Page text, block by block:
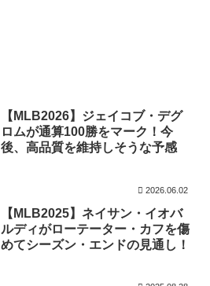
【MLB2026】ジェイコブ・デグ
ロムが通算100勝をマーク！今
後、高品質を維持しそうな予感
2026.06.02
【MLB2025】ネイサン・イオバ
ルディがローテーター・カフを傷
めてシーズン・エンドの見通し！